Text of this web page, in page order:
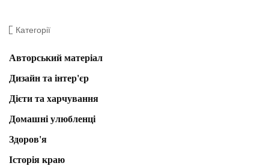
Категорії
Авторський матеріал
Дизайн та інтер'єр
Дієти та харчування
Домашні улюбленці
Здоров'я
Історія краю